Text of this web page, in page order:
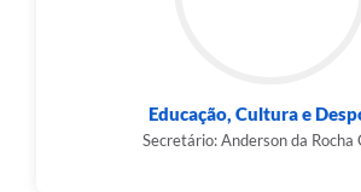
Educação, Cultura e
Secretário: Anderson da Rocha